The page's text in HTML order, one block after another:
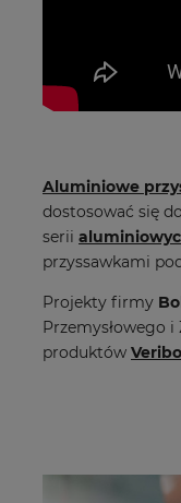
Aluminiowe
dostosować się
serii
przyssawkami
Projekty firmy
Przemysłowego
produktów